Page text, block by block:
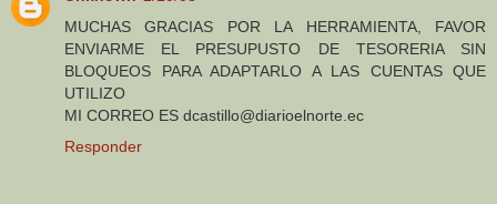
MUCHAS GRACIAS POR LA HERRAMIENTA, FAVOR
ENVIARME EL PRESUPUSTO DE TESORERIA SIN
BLOQUEOS PARA ADAPTARLO A LAS CUENTAS QUE
UTILIZO
MI CORREO ES dcastillo@diarioelnorte.ec
Responder